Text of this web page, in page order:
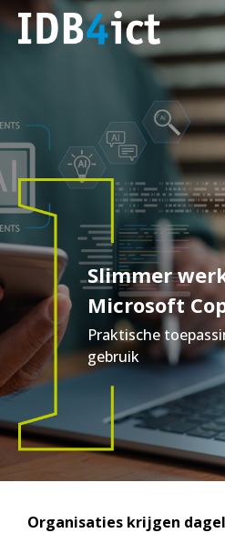
Slimmer
Microsoft
agents
Praktische
gebruik
Organisaties krijgen